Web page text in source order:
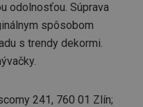
odolnosťou. Súprava
spôsobom
s trendy dekormi.
241, 760 01 Zlín;